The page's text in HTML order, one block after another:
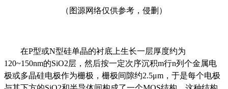
（图源网络仅供参考，侵删）
在P型或N型硅单晶的衬底上生长一层厚度约为
120~150nm的SiO2层，然后按一定次序沉积m行n列个金属电
极或多晶硅电极作为栅极，栅极间隙约2.5μm，于是每个电极